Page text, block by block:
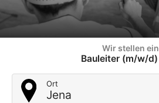
Wir stellen
Bauleiter (m/w/
Ort
Jena